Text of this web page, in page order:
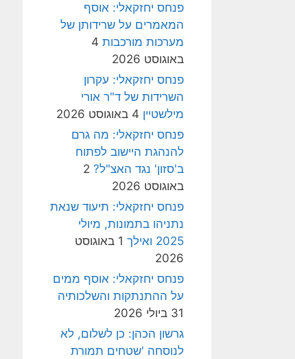
פנחס יחזקאלי: אוסף
המאמרים על שרידותן של
מערכות מורכבות 4
באוגוסט 2026
פנחס יחזקאלי: עקרון
השרידות של ד"ר אורי
מילשטיין 4 באוגוסט 2026
פנחס יחזקאלי: מה גרם
להנהגת היישוב לפתוח
ב'סזון' נגד האצ"ל? 2
באוגוסט 2026
פנחס יחזקאלי: תיעוד שנאת
נתניהו בתמונות, מיולי
2025 ואילך
1 באוגוסט
2026
פנחס יחזקאלי: אוסף ממים
על ההתנתקות והשלכותיה
31 ביולי 2026
גרשון הכהן: כן לשלום, לא
לנוסחה 'שטחים תמורת